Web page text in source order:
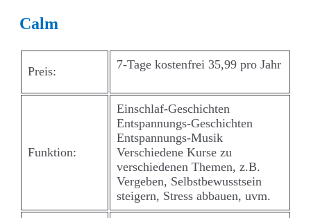
Calm
Preis: 7-Tage kostenfrei 35,99 pro Jahr
Funktion:
Einschlaf-Geschichten
Entspannungs-Geschichten
Entspannungs-Musik
Verschiedene Kurse zu
verschiedenen Themen, z.B.
Vergeben, Selbstbewusstsein
steigern, Stress abbauen, uvm.